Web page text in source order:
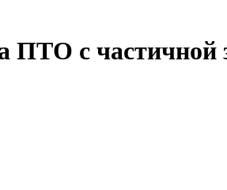
ПТО с частичной